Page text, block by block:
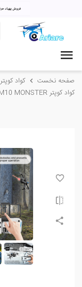
صفحه نخست کواد کوپتر
کواد کوپتر M10 MONSTER